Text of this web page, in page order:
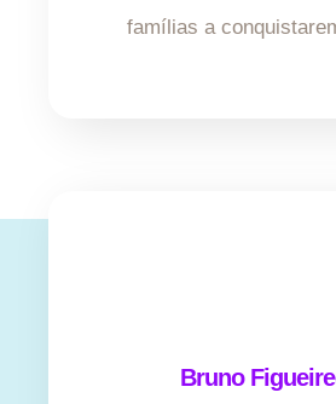
famílias a
Bruno